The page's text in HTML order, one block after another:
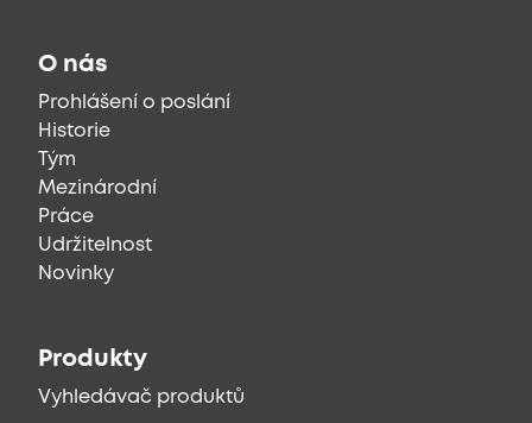
O nás
Prohlášení o poslání
Historie
Tým
Mezinárodní
Práce
Udržitelnost
Novinky
Produkty
Vyhledávač produktů